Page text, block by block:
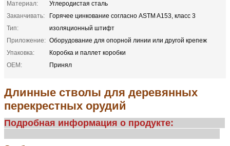
Материал:
Углеродистая сталь
Заканчивать:
Горячее цинкование согласно ASTM A153, класс 3
Тип:
изоляционный штифт
Приложение: Оборудование для опорной линии или другой крепеж
Упаковка:
Коробка и паллет коробки
OEM:
Принял
Длинные стволы для деревянных
перекрестных орудий
Подробная информация о продукте: